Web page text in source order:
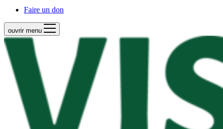
Faire un don
ouvrir menu